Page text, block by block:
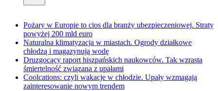
Pożary w Europie to cios dla branży ubezpieczeniowej. Straty
powyżej 200 mld euro
Naturalna klimatyzacja w miastach. Ogrody działkowe
chłodzą i magazynują wodę
Druzgocący raport hiszpańskich naukowców. Tak wzrasta
śmiertelność związana z upałami
Coolcations: czyli wakacje w chłodzie. Upały wzmagają
zainteresowanie nowym trendem